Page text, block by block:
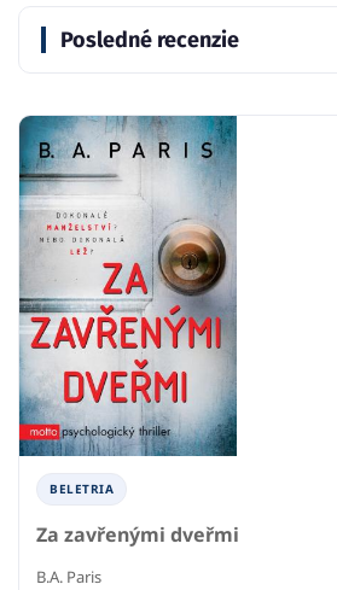
Posledné recenzie
BELETRIA
Za zavřenými dveřmi
B.A. Paris